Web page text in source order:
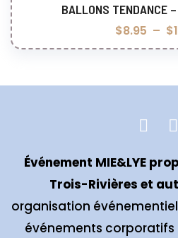
Choix des
BALLONS TENDANCE
$8.95 – $
Événement MIE&LYE
Trois-Rivières et
organisation
événements corporatifs